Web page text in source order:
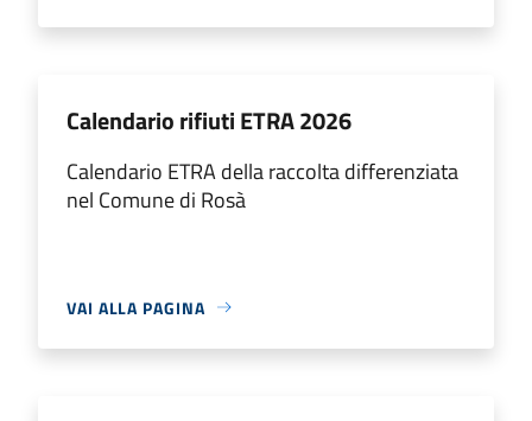
Calendario rifiuti ETRA 2026
Calendario ETRA della raccolta differenziata
nel Comune di Rosà
VAI ALLA PAGINA